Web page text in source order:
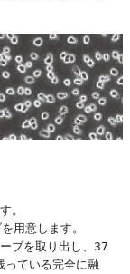
。
用意します。
ブを取り出し、37
ている完全に融